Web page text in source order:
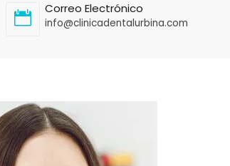
Correo Electrónico
info@clinicadentalurbina.com